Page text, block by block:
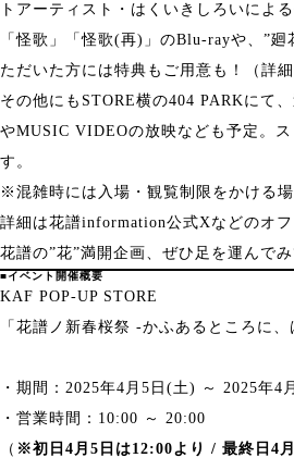
トアーティスト・はくいきしろいによ
「怪歌」「怪歌(再)」のBlu-rayや、”
ただいた方には特典もご用意も！（詳細
その他にもSTORE横の404 PARKにて
やMUSIC VIDEOの放映なども予定。
す。
※混雑時には入場・観覧制限をかける場
詳細は花譜information公式Xなどのオ
花譜の”花”満開企画、ぜひ足を運んでみ
■イベント開催概要
KAF POP-UP STORE
「花譜ノ新春桜祭 -かふあるところに
・期間：2025年4月5日(土) ～ 2025年4
・営業時間：10:00 ～ 20:00
（ ※初日4月5日は12:00より / 最終日4